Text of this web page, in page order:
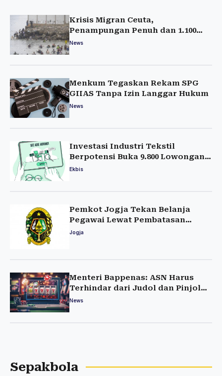
Krisis Migran Ceuta,
Penampungan Penuh dan 1.100
Anak Terlantar
News
Menkum Tegaskan Rekam SPG
GIIAS Tanpa Izin Langgar Hukum
News
Investasi Industri Tekstil
Berpotensi Buka 9.800 Lowongan
Kerja
Ekbis
Pemkot Jogja Tekan Belanja
Pegawai Lewat Pembatasan
Rekrutmen
Jogja
Menteri Bappenas: ASN Harus
Terhindar dari Judol dan Pinjol
Ilegal
News
Sepakbola